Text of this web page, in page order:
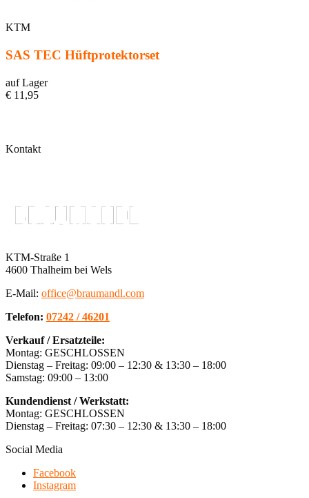
KTM
SAS TEC Hüftprotektorset
auf Lager
€ 11,95
Kontakt
KTM-Straße 1
4600 Thalheim bei Wels
E-Mail: office@braumandl.com
Telefon: 07242 / 46201
Verkauf / Ersatzteile:
Montag: GESCHLOSSEN
Dienstag – Freitag: 09:00 – 12:30 & 13:30 – 18:00
Samstag: 09:00 – 13:00
Kundendienst / Werkstatt:
Montag: GESCHLOSSEN
Dienstag – Freitag: 07:30 – 12:30 & 13:30 – 18:00
Social Media
Facebook
Instagram